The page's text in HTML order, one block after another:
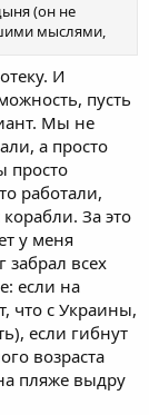
(он не
мыслями,
идти в
"мой муж
а ему такие
На самом деле
ваша душа
процесс
брата и от
что боль не
и появляются
всё требует
то, что вас
И
пусть
Мы не
а просто
просто
работали,
За это
у меня
забрал всех
если на
что с Украины,
если гибнут
возраста
пляже выдру